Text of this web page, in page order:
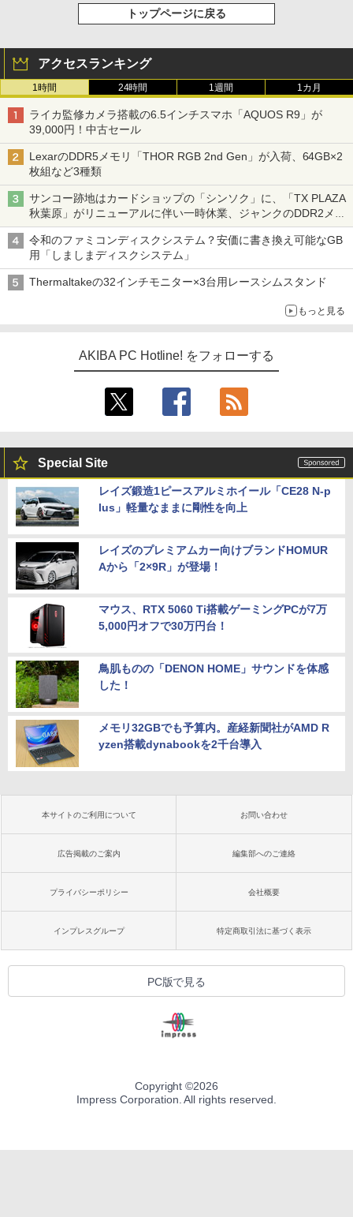
トップページに戻る
アクセスランキング
1時間 24時間 1週間 1カ月
ライカ監修カメラ搭載の6.5インチスマホ「AQUOS R9」が
39,000円！中古セール
LexarのDDR5メモリ「THOR RGB 2nd Gen」が入荷、64GB×2
枚組など3種類
サンコー跡地はカードショップの「シンソク」に、「TX PLAZA
秋葉原」がリニューアルに伴い一時休業、ジャンクのDDR2メモ
リが100円で販売など～ 最近の秋葉原 ～
令和のファミコンディスクシステム？安価に書き換え可能なGB
用「しましまディスクシステム」
Thermaltakeの32インチモニター×3台用レースシムスタンド
もっと見る
AKIBA PC Hotline! をフォローする
Special Site
レイズ鍛造1ピースアルミホイール「CE28 N-p
lus」軽量なままに剛性を向上
レイズのプレミアムカー向けブランドHOMUR
Aから「2×9R」が登場！
マウス、RTX 5060 Ti搭載ゲーミングPCが7万
5,000円オフで30万円台！
鳥肌ものの「DENON HOME」サウンドを体感
した！
メモリ32GBでも予算内。産経新聞社がAMD R
yzen搭載dynabookを2千台導入
本サイトのご利用について お問い合わせ
広告掲載のご案内 編集部へのご連絡
プライバシーポリシー 会社概要
インプレスグループ 特定商取引法に基づく表示
PC版で見る
Copyright ©2026
Impress Corporation. All rights reserved.